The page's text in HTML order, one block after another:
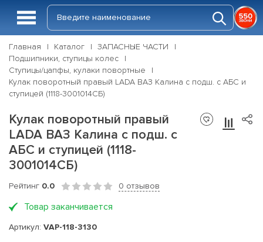
Главная Каталог
ЗАПАСНЫЕ ЧАСТИ
Подшипники, ступицы колес
Ступицы/цапфы, кулаки повортные
Кулак поворотный правый LADA ВАЗ Калина с подш. с АБС и
ступицей (1118-3001014СБ)
Кулак поворотный правый
LADA ВАЗ Калина с подш. с
АБС и ступицей (1118-
3001014СБ)
Рейтинг 0.0 0 отзывов
Товар заканчивается
Артикул: VAP-118-3130